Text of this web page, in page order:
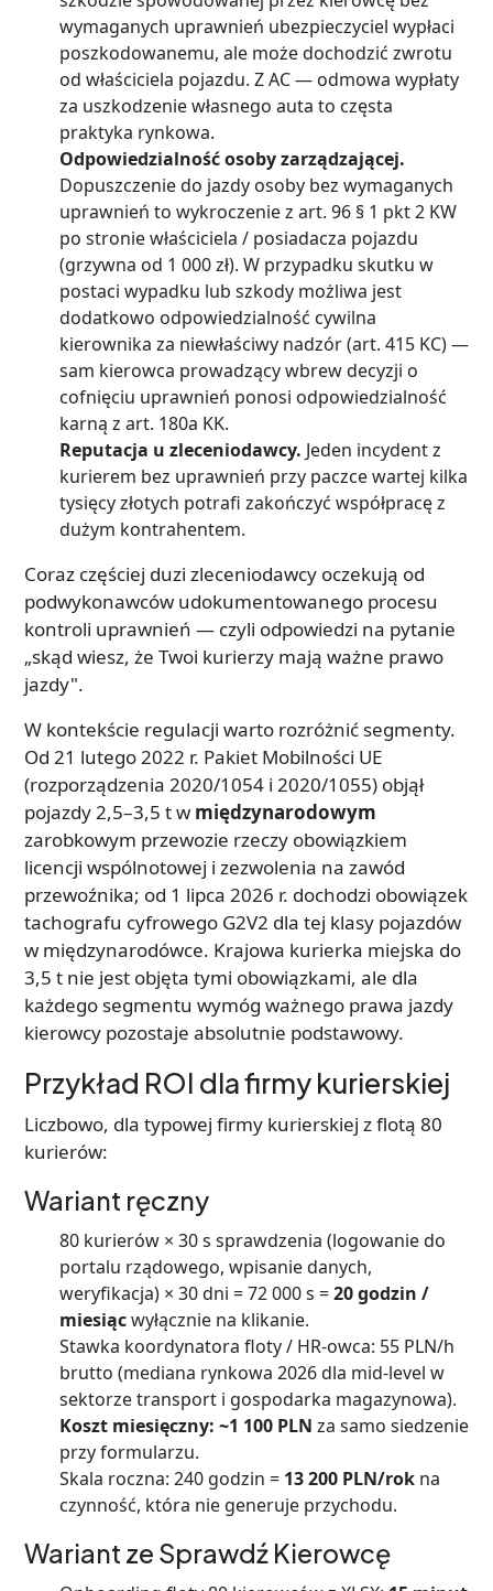
wymaganych uprawnień ubezpieczyciel wypłaci
poszkodowanemu, ale może dochodzić zwrotu
od właściciela pojazdu. Z AC — odmowa wypłaty
za uszkodzenie własnego auta to częsta
praktyka rynkowa.
Odpowiedzialność osoby zarządzającej.
Dopuszczenie do jazdy osoby bez wymaganych
uprawnień to wykroczenie z art. 96 § 1 pkt 2 KW
po stronie właściciela / posiadacza pojazdu
(grzywna od 1 000 zł). W przypadku skutku w
postaci wypadku lub szkody możliwa jest
dodatkowo odpowiedzialność cywilna
kierownika za niewłaściwy nadzór (art. 415 KC) —
sam kierowca prowadzący wbrew decyzji o
cofnięciu uprawnień ponosi odpowiedzialność
karną z art. 180a KK.
Reputacja u zleceniodawcy. Jeden incydent z
kurierem bez uprawnień przy paczce wartej kilka
tysięcy złotych potrafi zakończyć współpracę z
dużym kontrahentem.
Coraz częściej duzi zleceniodawcy oczekują od
podwykonawców udokumentowanego procesu
kontroli uprawnień — czyli odpowiedzi na pytanie
„skąd wiesz, że Twoi kurierzy mają ważne prawo
jazdy".
W kontekście regulacji warto rozróżnić segmenty.
Od 21 lutego 2022 r. Pakiet Mobilności UE
(rozporządzenia 2020/1054 i 2020/1055) objął
pojazdy 2,5–3,5 t w międzynarodowym
zarobkowym przewozie rzeczy obowiązkiem
licencji wspólnotowej i zezwolenia na zawód
przewoźnika; od 1 lipca 2026 r. dochodzi obowiązek
tachografu cyfrowego G2V2 dla tej klasy pojazdów
w międzynarodówce. Krajowa kurierka miejska do
3,5 t nie jest objęta tymi obowiązkami, ale dla
każdego segmentu wymóg ważnego prawa jazdy
kierowcy pozostaje absolutnie podstawowy.
Przykład ROI dla firmy kurierskiej
Liczbowo, dla typowej firmy kurierskiej z flotą 80
kurierów:
Wariant ręczny
80 kurierów × 30 s sprawdzenia (logowanie do
portalu rządowego, wpisanie danych,
weryfikacja) × 30 dni = 72 000 s =20 godzin /
miesiącwyłącznie na klikanie.
Stawka koordynatora floty / HR-owca: 55 PLN/h
brutto (mediana rynkowa 2026 dla mid-level w
sektorze transport i gospodarka magazynowa).
Koszt miesięczny: ~1 100 PLN za samo siedzenie
przy formularzu.
Skala roczna: 240 godzin = 13 200 PLN/rok na
czynność, która nie generuje przychodu.
Wariant ze Sprawdź Kierowcę